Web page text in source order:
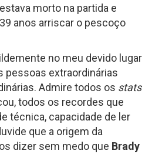
estava morto na partida e
anos arriscar o pescoço
no meu devido lugar
pessoas extraordinárias
Admire todos os stats
todos os recordes que
técnica, capacidade de ler
que a origem da
dizer sem medo que Brady